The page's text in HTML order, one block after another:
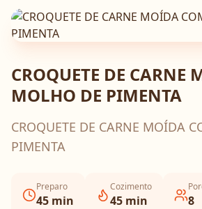
CROQUETE DE CARNE
MOLHO DE PIMENTA
CROQUETE DE CARNE MOÍDA
PIMENTA
Preparo
45 min
Cozimento
45 min 8